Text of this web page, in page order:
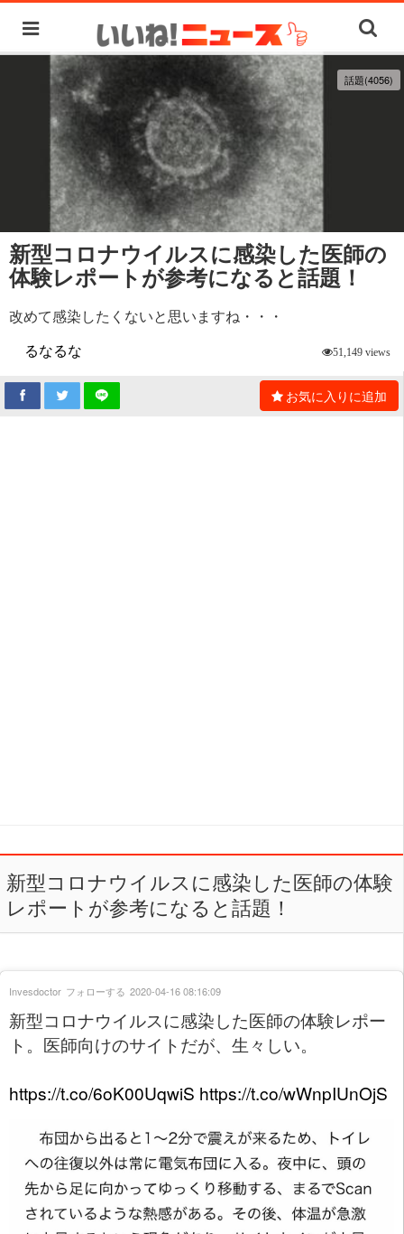
話題(4056)
新型コロナウイルスに感染した医師の
体験レポートが参考になると話題！
改めて感染したくないと思いますね・・・
るなるな
51,149 views
お気に入りに追加
新型コロナウイルスに感染した医師の体験
レポートが参考になると話題！
新型コロナウイルスに感染した医師の体験レポー
ト。医師向けのサイトだが、生々しい。
https://t.co/6oK00UqwiS https://t.co/wWnpIUnOjS
Invesdoctor フォローする 2020-04-16 08:16:09